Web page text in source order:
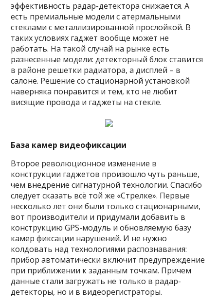
эффективность радар-детектора снижается. А
есть премиальные модели с атермальными
стеклами с металлизированной прослойкой. В
таких условиях гаджет вообще может не
работать. На такой случай на рынке есть
разнесенные модели: детекторный блок ставится
в районе решетки радиатора, а дисплей – в
салоне. Решение со стационарной установкой
наверняка понравится и тем, кто не любит
висящие провода и гаджеты на стекле.
База камер видеофиксации
Второе революционное изменение в
конструкции гаджетов произошло чуть раньше,
чем внедрение сигнатурной технологии. Спасибо
следует сказать всё той же «Стрелке». Первые
несколько лет они были только стационарными,
вот производители и придумали добавить в
конструкцию GPS-модуль и обновляемую базу
камер фиксации нарушений. И не нужно
колдовать над технологиями распознавания:
прибор автоматически включит предупреждение
при приближении к заданным точкам. Причем
данные стали загружать не только в радар-
детекторы, но и в видеорегистраторы.